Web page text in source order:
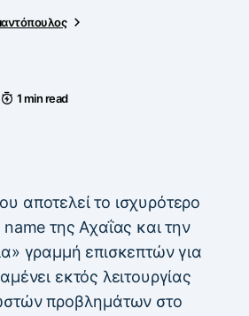
1 min read
αποτελεί το ισχυρότερο
name της Αχαΐας και την
γραμμή επισκεπτών για
εκτός λειτουργίας
προβλημάτων στο